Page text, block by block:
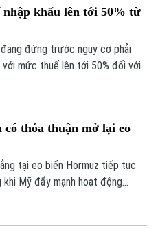
nhập khẩu lên tới 50% từ
đang đứng trước nguy cơ phải
mức thuế lên tới 50% đối với
có thỏa thuận mở lại eo
tại eo biển Hormuz tiếp tục
khi Mỹ đẩy mạnh hoạt động